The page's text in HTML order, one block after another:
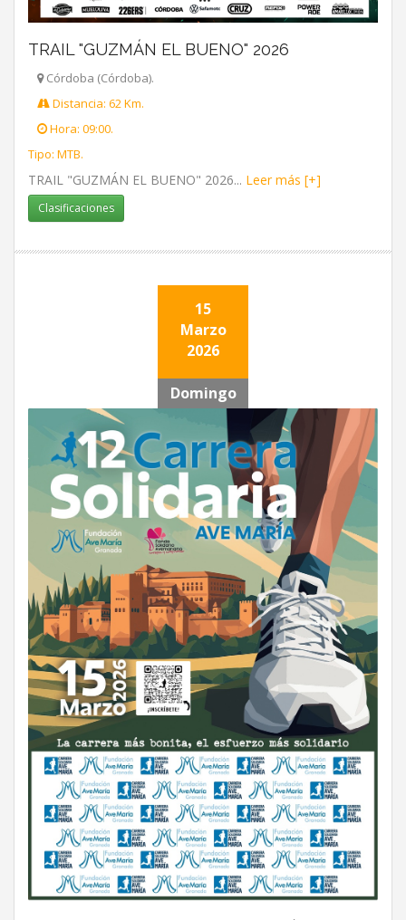
TRAIL "GUZMÁN EL BUENO" 2026
Córdoba (Córdoba).
Distancia: 62 Km.
Hora: 09:00.
Tipo: MTB.
TRAIL "GUZMÁN EL BUENO" 2026... Leer más [+]
Clasificaciones
15
Marzo
2026
Domingo